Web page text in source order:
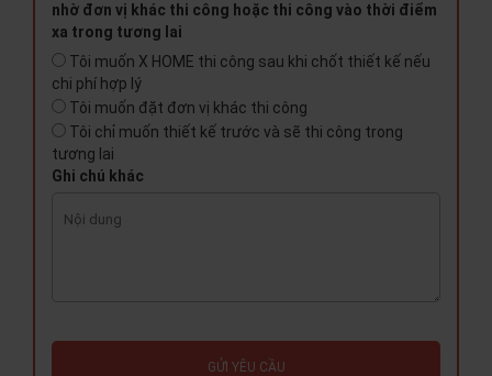
nhờ đơn vị khác thi công hoặc thi công vào thời điểm
xa trong tương lai
Tôi muốn X HOME thi công sau khi chốt thiết kế nếu
chi phí hợp lý
Tôi muốn đặt đơn vị khác thi công
Tôi chỉ muốn thiết kế trước và sẽ thi công trong
tương lai
Ghi chú khác
GỬI YÊU CẦU